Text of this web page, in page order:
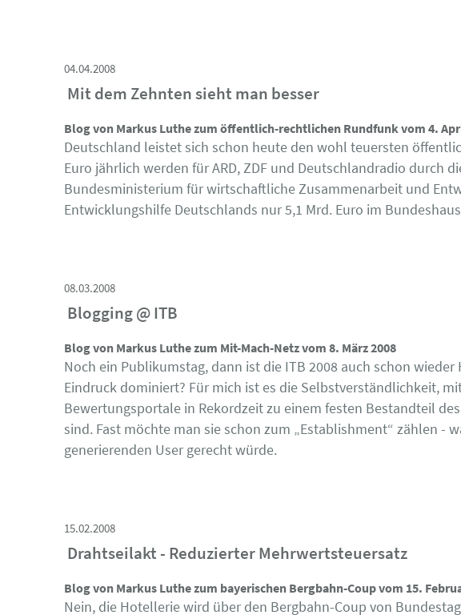
04.04.2008
Mit dem Zehnten sieht man besser
Blog von Markus Luthe zum öffentlich-rechtlichen Rundfunk vom 4.
Deutschland leistet sich schon heute den wohl teuersten
Euro jährlich werden für ARD, ZDF und Deutschlandradio durch
Bundesministerium für wirtschaftliche Zusammenarbeit und
Entwicklungshilfe Deutschlands nur 5,1 Mrd. Euro im
08.03.2008
Blogging @ ITB
Blog von Markus Luthe zum Mit-Mach-Netz vom 8. März 2008
Noch ein Publikumstag, dann ist die ITB 2008 auch schon
Eindruck dominiert? Für mich ist es die Selbstverständlichkeit,
Bewertungsportale in Rekordzeit zu einem festen Bestandteil
sind. Fast möchte man sie schon zum „Establishment“ zählen -
generierenden User gerecht würde.
15.02.2008
Drahtseilakt - Reduzierter Mehrwertsteuersatz
Blog von Markus Luthe zum bayerischen Bergbahn-Coup vom 15.
Nein, die Hotellerie wird über den Bergbahn-Coup von